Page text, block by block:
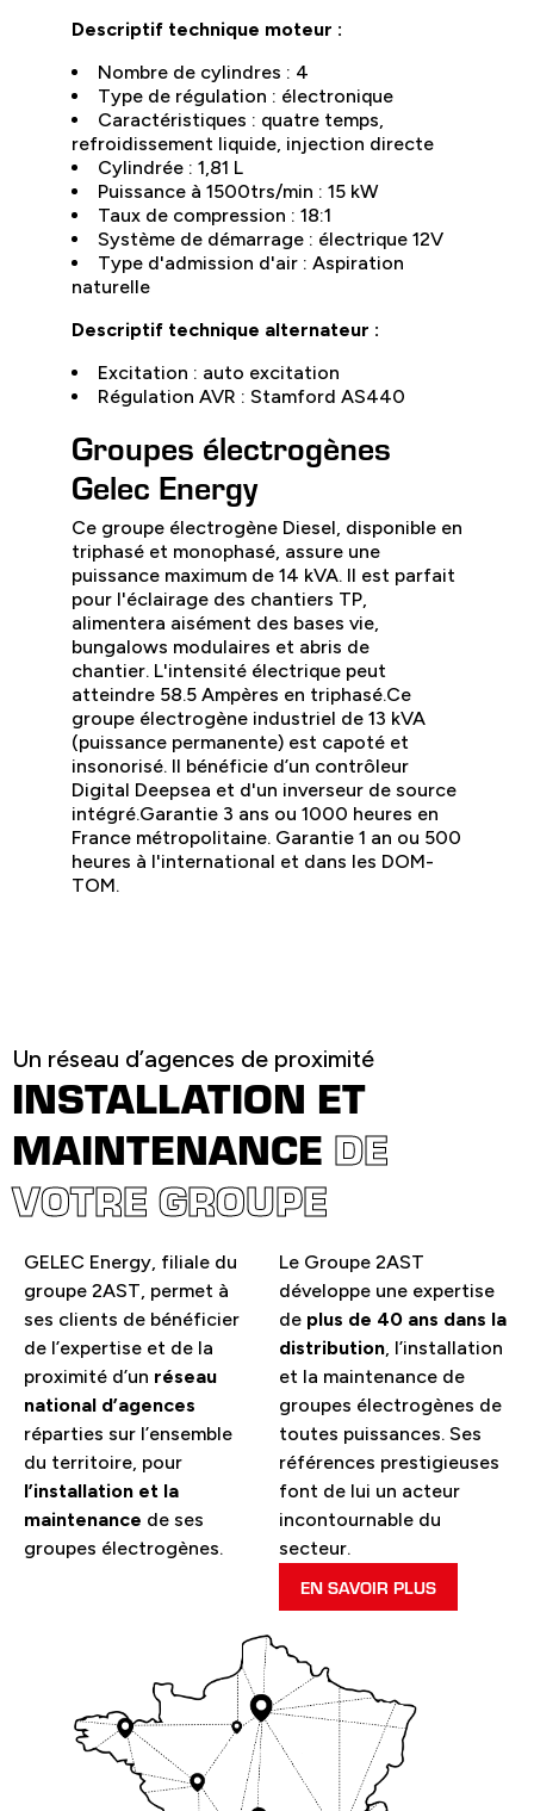
Descriptif technique moteur :
Nombre de cylindres : 4
Type de régulation : électronique
Caractéristiques : quatre temps,
refroidissement liquide, injection directe
Cylindrée : 1,81 L
Puissance à 1500trs/min : 15 kW
Taux de compression : 18:1
Système de démarrage : électrique 12V
Type d'admission d'air : Aspiration
naturelle
Descriptif technique alternateur :
Excitation : auto excitation
Régulation AVR : Stamford AS440
Groupes électrogènes
Gelec Energy
Ce groupe électrogène Diesel, disponible en
triphasé et monophasé, assure une
puissance maximum de 14 kVA. Il est parfait
pour l'éclairage des chantiers TP,
alimentera aisément des bases vie,
bungalows modulaires et abris de
chantier. L'intensité électrique peut
atteindre 58.5 Ampères en triphasé.Ce
groupe électrogène industriel de 13 kVA
(puissance permanente) est capoté et
insonorisé. Il bénéficie d’un contrôleur
Digital Deepsea et d'un inverseur de source
intégré.Garantie 3 ans ou 1000 heures en
France métropolitaine. Garantie 1 an ou 500
heures à l'international et dans les DOM-
TOM.
Un réseau d’agences de proximité
INSTALLATION ET
MAINTENANCE DE
VOTRE GROUPE
GELEC Energy, filiale du
groupe 2AST, permet à
ses clients de bénéficier
de l’expertise et de la
proximité d’un réseau
national d’agences
réparties sur l’ensemble
du territoire, pour
l’installation et la
maintenance de ses
groupes électrogènes.
Le Groupe 2AST
développe une expertise
de plus de 40 ans dans la
distribution, l’installation
et la maintenance de
groupes électrogènes de
toutes puissances. Ses
références prestigieuses
font de lui un acteur
incontournable du
secteur.
EN SAVOIR PLUS